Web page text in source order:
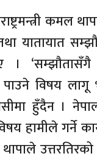
कमल
यातायात
पाउने विषय
हुँदैन ।
हामीले गर्ने
उत्तरतिरको